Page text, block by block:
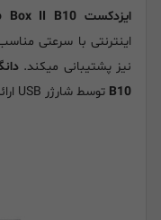
ایزدکست EZCast Pro Box II B10
اینترنتی با سرعتی
نیز پشتیبانی میکند.
B10 توسط شارژر USB ارائه شده تغذیه می‌شود.